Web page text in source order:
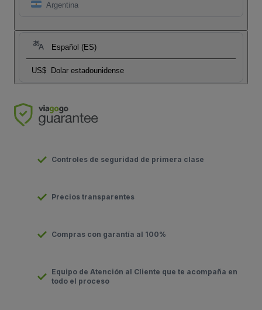
Argentina
Español (ES)
US$ Dolar estadounidense
Controles de seguridad de primera clase
Precios transparentes
Compras con garantía al 100%
Equipo de Atención al Cliente que te acompaña en
todo el proceso